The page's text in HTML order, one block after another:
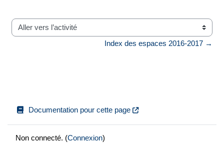
Aller vers l’activité
Index des espaces 2016-2017 →
Documentation pour cette page
Non connecté. (Connexion)